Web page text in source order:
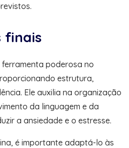
finais
poderosa no
estrutura,
Ele auxilia na organização
da linguagem e da
a ansiedade e o estresse.
é importante adaptá-lo às